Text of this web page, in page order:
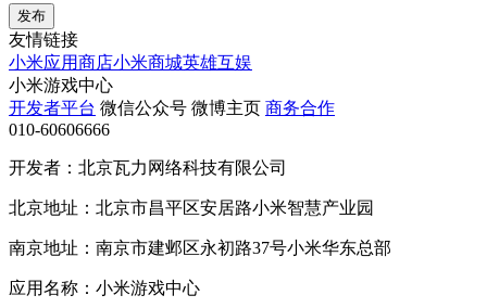
发布
友情链接
小米应用商店小米商城英雄互娱
小米游戏中心
开发者平台 微信公众号 微博主页 商务合作
010-60606666
开发者：北京瓦力网络科技有限公司
北京地址：北京市昌平区安居路小米智慧产业园
南京地址：南京市建邺区永初路37号小米华东总部
应用名称：小米游戏中心